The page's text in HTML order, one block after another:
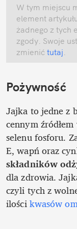
W tym miejscu
element
żadnego z tych
zgody. Swoje
zmienić tutaj
Pożywność
Jajka to jedne z
cennym
selenu fosforu.
E, wapń oraz
składników
dla zdrowia.
czyli tych z
ilości kwasów